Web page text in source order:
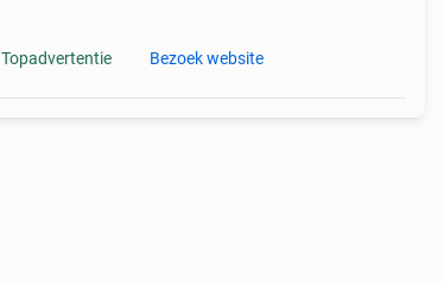
Topadvertentie Bezoek website